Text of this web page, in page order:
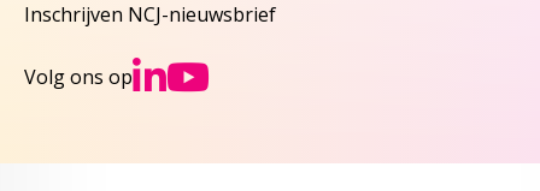
Inschrijven NCJ-nieuwsbrief
Volg ons op Ga naar NCJs